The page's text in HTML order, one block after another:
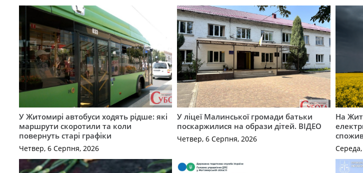
У Житомирі автобуси ходять рідше: які
маршрути скоротили та коли
повернуть старі графіки
Четвер, 6 Серпня, 2026
У ліцеї Малинської громади батьки
поскаржилися на образи дітей. ВІДЕО
Четвер, 6 Серпня, 2026
На